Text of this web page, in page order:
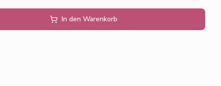
In den Warenkorb